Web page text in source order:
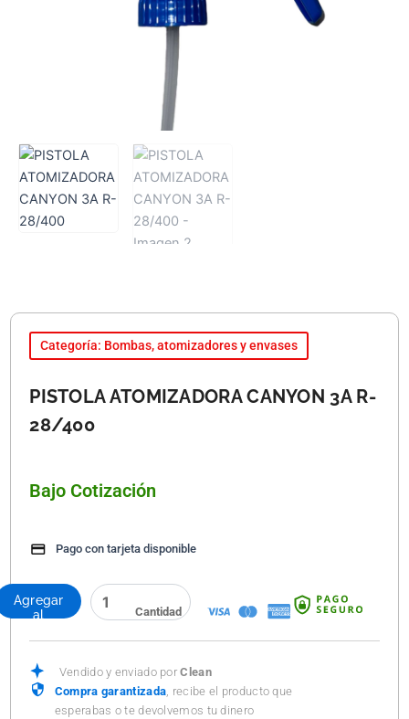
Categoría: Bombas, atomizadores y envases
PISTOLA ATOMIZADORA CANYON 3A R-
28/400
Bajo Cotización
Pago con tarjeta disponible
PISTOLA
ATOMIZADORA
3A
R-
28/400
cantidad
Agregar
al
Vendido y enviado porClean
Compra garantizada , recibe el producto que
esperabas o te devolvemos tu dinero